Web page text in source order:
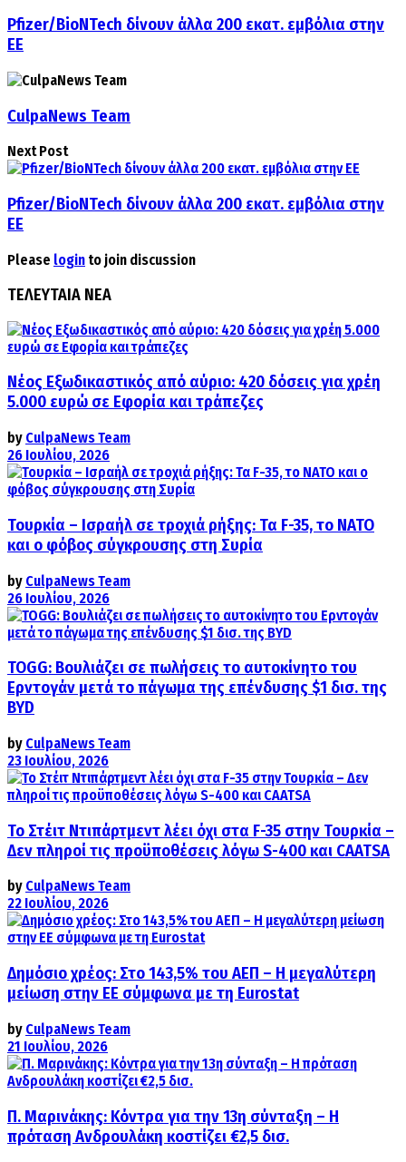
Pfizer/BioNTech δίνουν άλλα 200 εκατ. εμβόλια στην
ΕΕ
CulpaNews Team
Next Post
Pfizer/BioNTech δίνουν άλλα 200 εκατ. εμβόλια στην
ΕΕ
Please login to join discussion
ΤΕΛΕΥΤΑΙΑ ΝΕΑ
Νέος Εξωδικαστικός από αύριο: 420 δόσεις για χρέη
5.000 ευρώ σε Εφορία και τράπεζες
by CulpaNews Team
26 Ιουλίου, 2026
Τουρκία – Ισραήλ σε τροχιά ρήξης: Τα F-35, το ΝΑΤΟ
και ο φόβος σύγκρουσης στη Συρία
by CulpaNews Team
26 Ιουλίου, 2026
TOGG: Βουλιάζει σε πωλήσεις το αυτοκίνητο του
Ερντογάν μετά το πάγωμα της επένδυσης $1 δισ. της
BYD
by CulpaNews Team
23 Ιουλίου, 2026
Το Στέιτ Ντιπάρτμεντ λέει όχι στα F-35 στην Τουρκία –
Δεν πληροί τις προϋποθέσεις λόγω S-400 και CAATSA
by CulpaNews Team
22 Ιουλίου, 2026
Δημόσιο χρέος: Στο 143,5% του ΑΕΠ – Η μεγαλύτερη
μείωση στην ΕΕ σύμφωνα με τη Eurostat
by CulpaNews Team
21 Ιουλίου, 2026
Π. Μαρινάκης: Κόντρα για την 13η σύνταξη – Η
πρόταση Ανδρουλάκη κοστίζει €2,5 δισ.